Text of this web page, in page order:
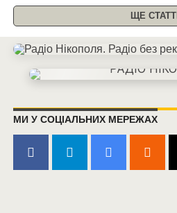
ЩЕ СТАТТІ
МИ У СОЦІАЛЬНИХ МЕРЕЖАХ